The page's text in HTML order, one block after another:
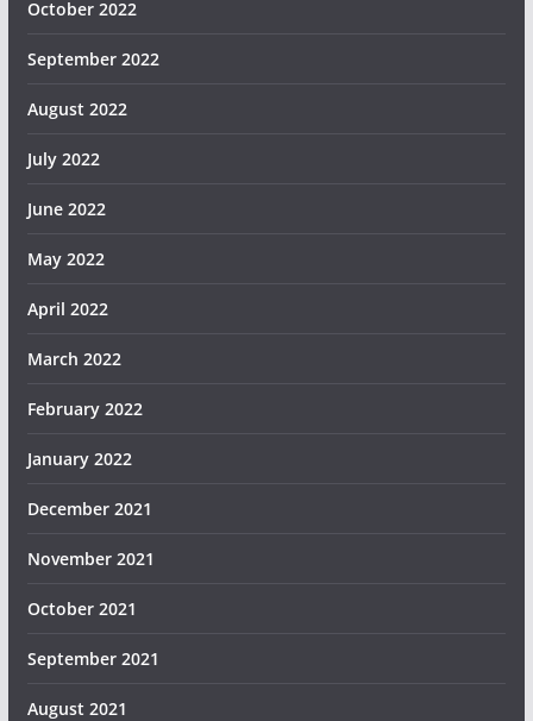
October 2022
September 2022
August 2022
July 2022
June 2022
May 2022
April 2022
March 2022
February 2022
January 2022
December 2021
November 2021
October 2021
September 2021
August 2021